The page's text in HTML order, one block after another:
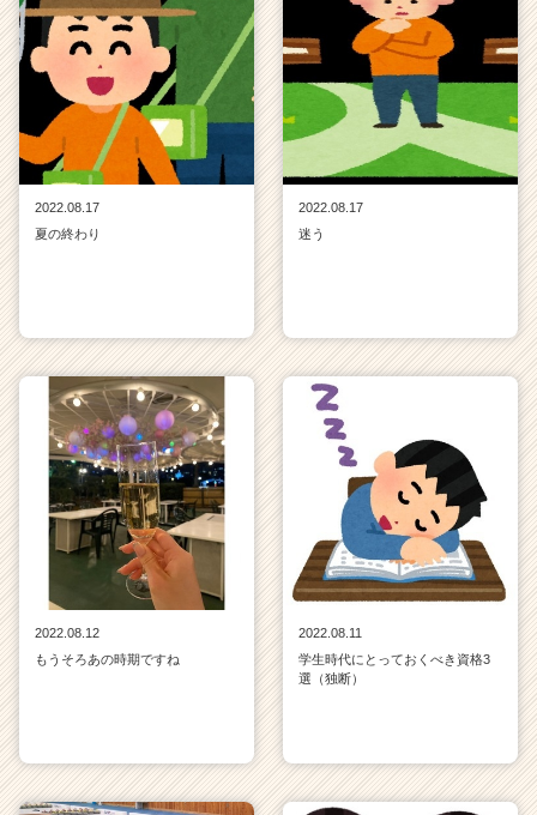
2022.08.17
夏の終わり
2022.08.17
迷う
2022.08.12
もうそろあの時期ですね
2022.08.11
学生時代にとっておくべき資格3
選（独断）